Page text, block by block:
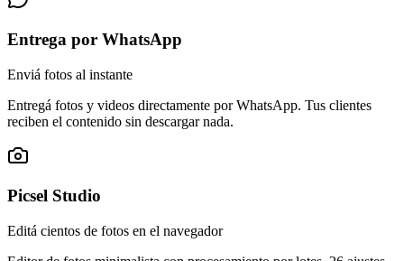
Entrega por WhatsApp
Enviá fotos al instante
Entregá fotos y videos directamente por WhatsApp. Tus clientes
reciben el contenido sin descargar nada.
Picsel Studio
Editá cientos de fotos en el navegador